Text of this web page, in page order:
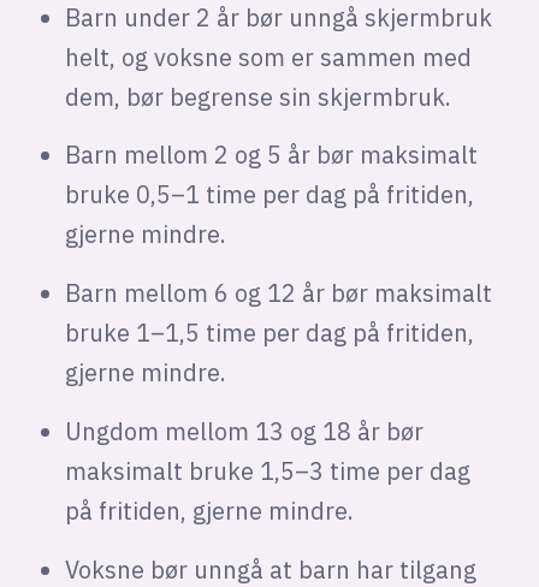
Barn under 2 år bør unngå skjermbruk
helt, og voksne som er sammen med
dem, bør begrense sin skjermbruk.
Barn mellom 2 og 5 år bør maksimalt
bruke 0,5–1 time per dag på fritiden,
gjerne mindre.
Barn mellom 6 og 12 år bør maksimalt
bruke 1–1,5 time per dag på fritiden,
gjerne mindre.
Ungdom mellom 13 og 18 år bør
maksimalt bruke 1,5–3 time per dag
på fritiden, gjerne mindre.
Voksne bør unngå at barn har tilgang